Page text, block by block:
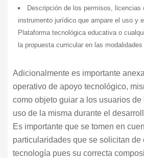
Descripción de los permisos, licencias
instrumento jurídico que ampare el uso y
Plataforma tecnológica educativa o
la propuesta curricular en las
Adicionalmente es importante
operativo de apoyo tecnológico,
como objeto guiar a los usuarios de
uso de la misma durante el
Es importante que se tomen en
particularidades que se solicitan de
tecnología pues su correcta